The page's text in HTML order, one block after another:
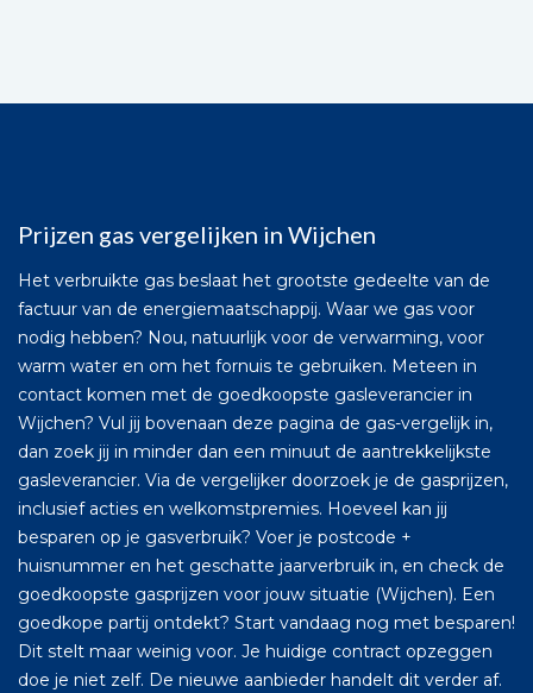
Prijzen gas vergelijken in Wijchen
Het verbruikte gas beslaat het grootste gedeelte van de
factuur van de energiemaatschappij. Waar we gas voor
nodig hebben? Nou, natuurlijk voor de verwarming, voor
warm water en om het fornuis te gebruiken. Meteen in
contact komen met de goedkoopste gasleverancier in
Wijchen? Vul jij bovenaan deze pagina de gas-vergelijk in,
dan zoek jij in minder dan een minuut de aantrekkelijkste
gasleverancier. Via de vergelijker doorzoek je de gasprijzen,
inclusief acties en welkomstpremies. Hoeveel kan jij
besparen op je gasverbruik? Voer je postcode +
huisnummer en het geschatte jaarverbruik in, en check de
goedkoopste gasprijzen voor jouw situatie (Wijchen). Een
goedkope partij ontdekt? Start vandaag nog met besparen!
Dit stelt maar weinig voor. Je huidige contract opzeggen
doe je niet zelf. De nieuwe aanbieder handelt dit verder af.